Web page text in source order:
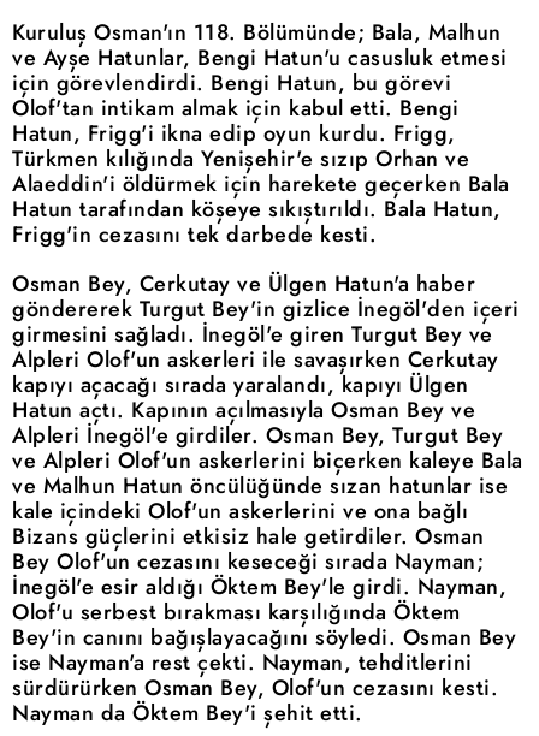
Kuruluş Osman'ın 118. Bölümünde; Bala, Malhun
ve Ayşe Hatunlar, Bengi Hatun'u casusluk etmesi
için görevlendirdi. Bengi Hatun, bu görevi
Olof'tan intikam almak için kabul etti. Bengi
Hatun, Frigg'i ikna edip oyun kurdu. Frigg,
Türkmen kılığında Yenişehir'e sızıp Orhan ve
Alaeddin'i öldürmek için harekete geçerken Bala
Hatun tarafından köşeye sıkıştırıldı. Bala Hatun,
Frigg'in cezasını tek darbede kesti.
Osman Bey, Cerkutay ve Ülgen Hatun'a haber
göndererek Turgut Bey'in gizlice İnegöl'den içeri
girmesini sağladı. İnegöl'e giren Turgut Bey ve
Alpleri Olof'un askerleri ile savaşırken Cerkutay
kapıyı açacağı sırada yaralandı, kapıyı Ülgen
Hatun açtı. Kapının açılmasıyla Osman Bey ve
Alpleri İnegöl'e girdiler. Osman Bey, Turgut Bey
ve Alpleri Olof'un askerlerini biçerken kaleye Bala
ve Malhun Hatun öncülüğünde sızan hatunlar ise
kale içindeki Olof'un askerlerini ve ona bağlı
Bizans güçlerini etkisiz hale getirdiler. Osman
Bey Olof'un cezasını keseceği sırada Nayman;
İnegöl'e esir aldığı Öktem Bey'le girdi. Nayman,
Olof'u serbest bırakması karşılığında Öktem
Bey'in canını bağışlayacağını söyledi. Osman Bey
ise Nayman'a rest çekti. Nayman, tehditlerini
sürdürürken Osman Bey, Olof'un cezasını kesti.
Nayman da Öktem Bey'i şehit etti.